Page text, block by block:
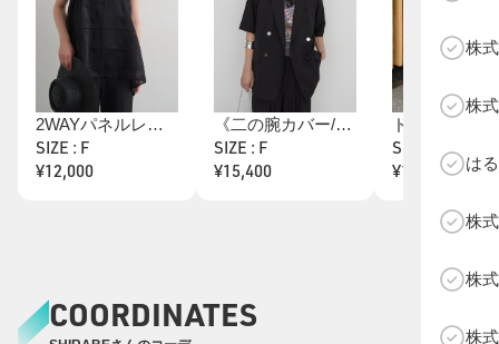
株
株
は
株
株
株
2WAYパネルレース刺繍キャミ
SIZE : F
¥12,000
《二の腕カバー/セットアップ着用可》ハーフスリーブジャケット
SIZE : F
¥15,400
SIZE : S
¥10,500
COORDINATES